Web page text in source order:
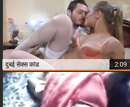
दुबई सेक्स कांड 2:09